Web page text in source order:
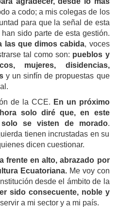
a codo; a mis colegas de los
para que la señal de esta
sido parte de esta gestión.
las que dimos cabida, voces
tal como son: pueblos y
mujeres, disidencias,
y un sinfín de propuestas que
de la CCE. En un próximo
solo diré que, en este
se visten de morado.
tienen incrustadas en su
dicen cuestionar.
frente en alto, abrazado por
Ecuatoriana. Me voy con
desde el ámbito de la
sido consecuente, noble y
a mi sector y a mi país.